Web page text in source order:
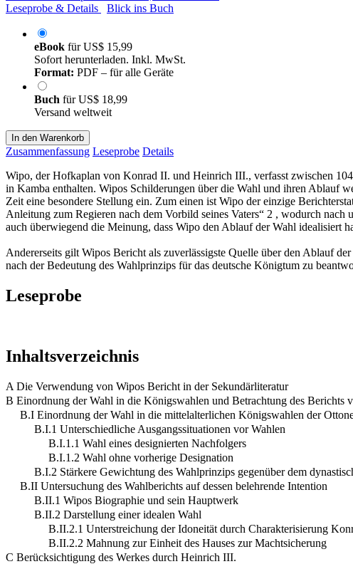
Leseprobe & Details
Blick ins Buch
eBook fürUS$ 15,99
Sofort herunterladen. Inkl. MwSt.
Format: PDF – für alle Geräte
Buch fürUS$ 18,99
Versand weltweit
In den Warenkorb
Zusammenfassung Leseprobe Details
Wipo, der Hofkaplan von Konrad II. und Heinrich III., verfasst zwischen
in Kamba enthalten. Wipos Schilderungen über die Wahl und ihren Ablauf
Zeit eine besondere Stellung ein. Zum einen ist Wipo der einzige
Anleitung zum Regieren nach dem Vorbild seines Vaters“ 2 , wodurch nach
auch überwiegend die Meinung, dass Wipo den Ablauf der Wahl idealisiert
Andererseits gilt Wipos Bericht als zuverlässigste Quelle über den Ablauf
nach der Bedeutung des Wahlprinzips für das deutsche Königtum zu
Leseprobe
Inhaltsverzeichnis
A Die Verwendung von Wipos Bericht in der Sekundärliteratur
B Einordnung der Wahl in die Königswahlen und Betrachtung des Berichts
B.I Einordnung der Wahl in die mittelalterlichen Königswahlen der
B.I.1 Unterschiedliche Ausgangssituationen vor Wahlen
B.I.1.1 Wahl eines designierten Nachfolgers
B.I.1.2 Wahl ohne vorherige Designation
B.I.2 Stärkere Gewichtung des Wahlprinzips gegenüber dem
B.II Untersuchung des Wahlberichts auf dessen belehrende Intention
B.II.1 Wipos Biographie und sein Hauptwerk
B.II.2 Darstellung einer idealen Wahl
B.II.2.1 Unterstreichung der Idoneität durch Charakterisierung
B.II.2.2 Mahnung zur Einheit des Hauses zur Machtsicherung
C Berücksichtigung des Werkes durch Heinrich III.